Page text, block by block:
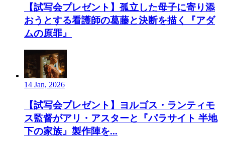
【試写会プレゼント】孤立した母子に寄り添
おうとする看護師の葛藤と決断を描く『アダ
ムの原罪』
14 Jan, 2026
【試写会プレゼント】ヨルゴス・ランティモ
ス監督がアリ・アスターと『パラサイト 半地
下の家族』製作陣を...